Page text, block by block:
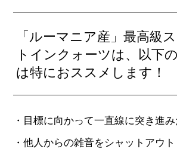
「ルーマニア産」最高級
トインクォーツは、以下
は特におススメします！
・目標に向かって一直線に突き進
・他人からの雑音をシャットアウ